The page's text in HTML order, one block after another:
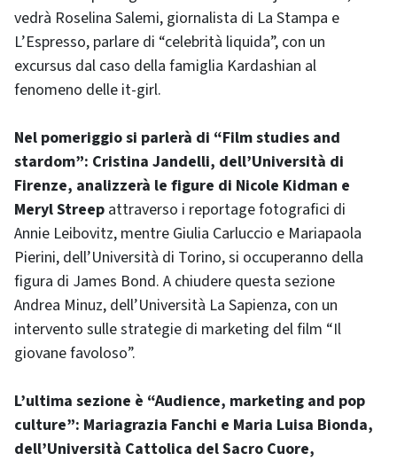
vedrà Roselina Salemi, giornalista di La Stampa e
L’Espresso, parlare di “celebrità liquida”, con un
excursus dal caso della famiglia Kardashian al
fenomeno delle it-girl.
Nel pomeriggio si parlerà di “Film studies and
stardom”: Cristina Jandelli, dell’Università di
Firenze, analizzerà le figure di Nicole Kidman e
Meryl Streep attraverso i reportage fotografici di
Annie Leibovitz, mentre Giulia Carluccio e Mariapaola
Pierini, dell’Università di Torino, si occuperanno della
figura di James Bond. A chiudere questa sezione
Andrea Minuz, dell’Università La Sapienza, con un
intervento sulle strategie di marketing del film “Il
giovane favoloso”.
L’ultima sezione è “Audience, marketing and pop
culture”: Mariagrazia Fanchi e Maria Luisa Bionda,
dell’Università Cattolica del Sacro Cuore,